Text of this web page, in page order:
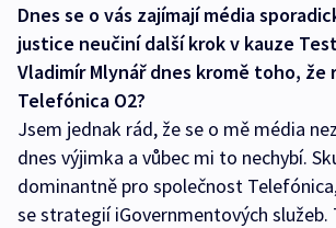
Dnes se o vás zajímají média
justice neučiní další krok v kauze
Vladimír Mlynář dnes kromě toho, že
Telefónica O2?
Jsem jednak rád, že se o mě média
dnes výjimka a vůbec mi to nechybí.
dominantně pro společnost
se strategií iGovernmentových